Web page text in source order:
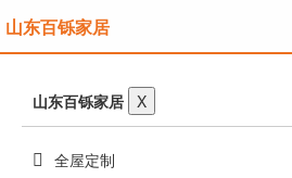
山东百铄家居
山东百铄家居 X
全屋定制